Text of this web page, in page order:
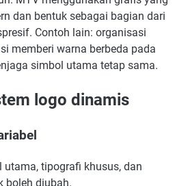
dan bentuk sebagai bagian dari
Contoh lain: organisasi
memberi warna berbeda pada
simbol utama tetap sama.
logo dinamis
utama, tipografi khusus, dan
boleh diubah.